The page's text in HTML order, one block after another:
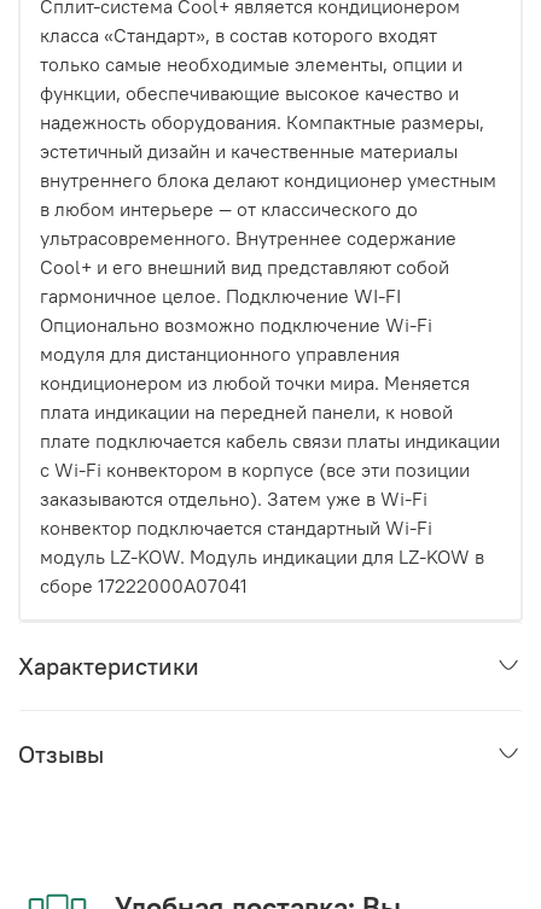
Сплит-система Cool+ является кондиционером
класса «Стандарт», в состав которого входят
только самые необходимые элементы, опции и
функции, обеспечивающие высокое качество и
надежность оборудования. Компактные размеры,
эстетичный дизайн и качественные материалы
внутреннего блока делают кондиционер уместным
в любом интерьере — от классического до
ультрасовременного. Внутреннее содержание
Cool+ и его внешний вид представляют собой
гармоничное целое. Подключение WI-FI
Опционально возможно подключение Wi-Fi
модуля для дистанционного управления
кондиционером из любой точки мира. Меняется
плата индикации на передней панели, к новой
плате подключается кабель связи платы индикации
с Wi-Fi конвектором в корпусе (все эти позиции
заказываются отдельно). Затем уже в Wi-Fi
конвектор подключается стандартный Wi-Fi
модуль LZ-KOW. Модуль индикации для LZ-KOW в
сборе 17222000A07041
Характеристики
Отзывы